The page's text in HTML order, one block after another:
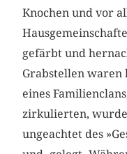
Knochen und vor
gefärbt und
Grabstellen waren
eines
zirkulierten,
ungeachtet des